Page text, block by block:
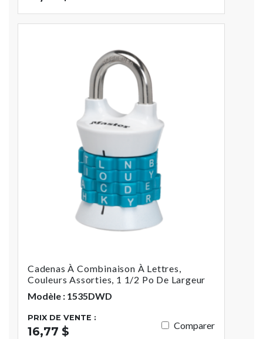
Cadenas À Combinaison À Lettres,
Couleurs Assorties, 1 1/2 Po De Largeur
Modèle : 1535DWD
PRIX DE VENTE :
16,77 $ Comparer